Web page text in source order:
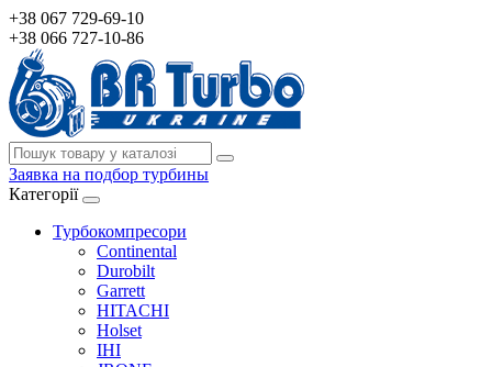
+38 067 729-69-10
+38 066 727-10-86
Заявка на подбор турбины
Категорії
Турбокомпресори
Continental
Durobilt
Garrett
HITACHI
Holset
IHI